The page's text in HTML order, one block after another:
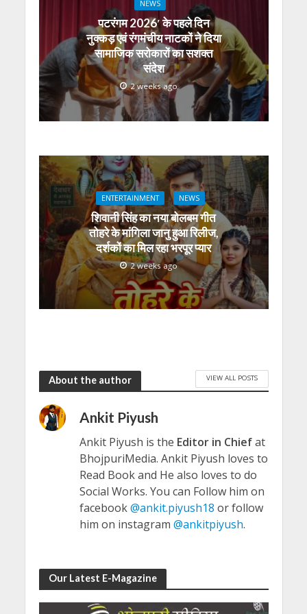
NEWS
पटरंगम 2026′ के पहले दिन
नुक्कड़ एवं रंगमंचीय नाटकों ने दिया
सामाजिक सरोकारों का सशक्त
संदेश
2 weeks ago
ENTERTAINMENT NEWS
शिवानी सिंह का नया बोलबम गीत
तोहरे के मांगिला जानु हुआ रिलीज,
दर्शकों का मिल रहा भरपूर प्यार
2 weeks ago
About the author VIEW ALL POSTS
Ankit Piyush
Ankit Piyush is the Editor in Chiefat
BhojpuriMedia. Ankit Piyush loves to
Read Book and He also loves to do
Social Works. You can Follow him on
facebook@ankit.piyush18 or follow
him on instagram @ankitpiyush.
Our Latest E-Magazine